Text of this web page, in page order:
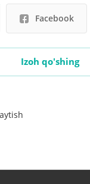
Facebook
Izoh qo'shing